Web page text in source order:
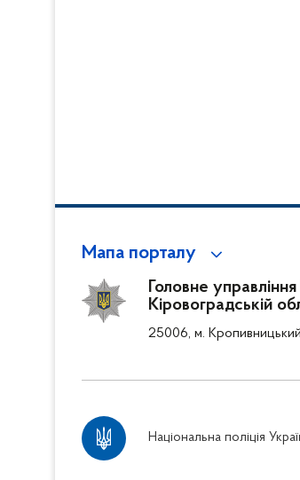
Мапа порталу
Головне управління
Кіровоградській
25006, м.
Національна поліція